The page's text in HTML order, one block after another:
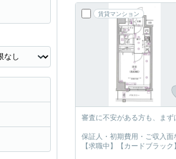
賃貸マンション
審査に不安がある方も、まず
保証人・初期費用・ご収入面
【求職中】【カードブラッ